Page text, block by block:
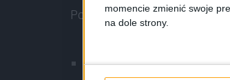
momencie zmienić swoje
na dole strony.
Poniżej możecie pobrać
YouTube Kids na Androida